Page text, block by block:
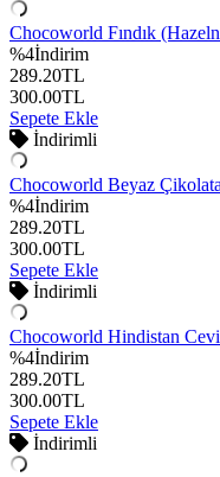
Chocoworld Fındık
%4İndirim
289.20TL
300.00TL
Sepete Ekle
İndirimli
Chocoworld Beyaz
%4İndirim
289.20TL
300.00TL
Sepete Ekle
İndirimli
Chocoworld Hindistan
%4İndirim
289.20TL
300.00TL
Sepete Ekle
İndirimli